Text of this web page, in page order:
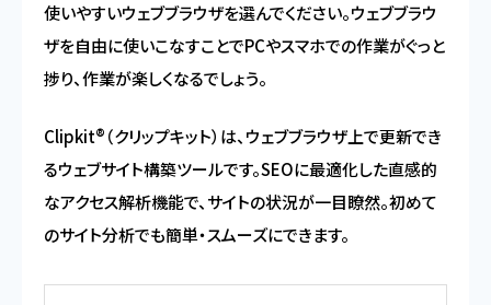
使いやすいウェブブラウザを選んでください。ウェブブラウ
ザを自由に使いこなすことでPCやスマホでの作業がぐっと
捗り、作業が楽しくなるでしょう。
Clipkit®（クリップキット）は、ウェブブラウザ上で更新でき
るウェブサイト構築ツールです。SEOに最適化した直感的
なアクセス解析機能で、サイトの状況が一目瞭然。初めて
のサイト分析でも簡単・スムーズにできます。